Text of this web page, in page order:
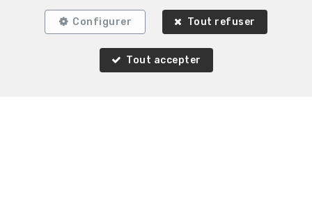
Configurer Tout refuser
Tout accepter